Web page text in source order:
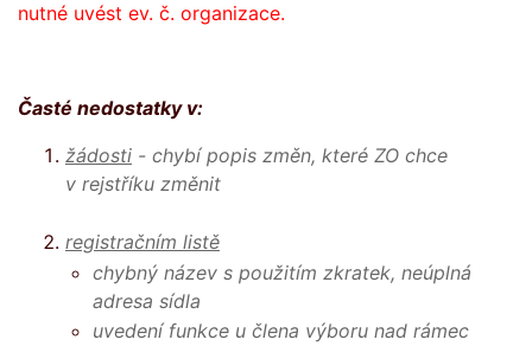
nutné uvést ev. č. organizace.
Časté nedostatky v:
žádosti - chybí popis změn, které ZO chce
v rejstříku změnit
registračním listě
chybný název s použitím zkratek, neúplná
adresa sídla
uvedení funkce u člena výboru nad rámec